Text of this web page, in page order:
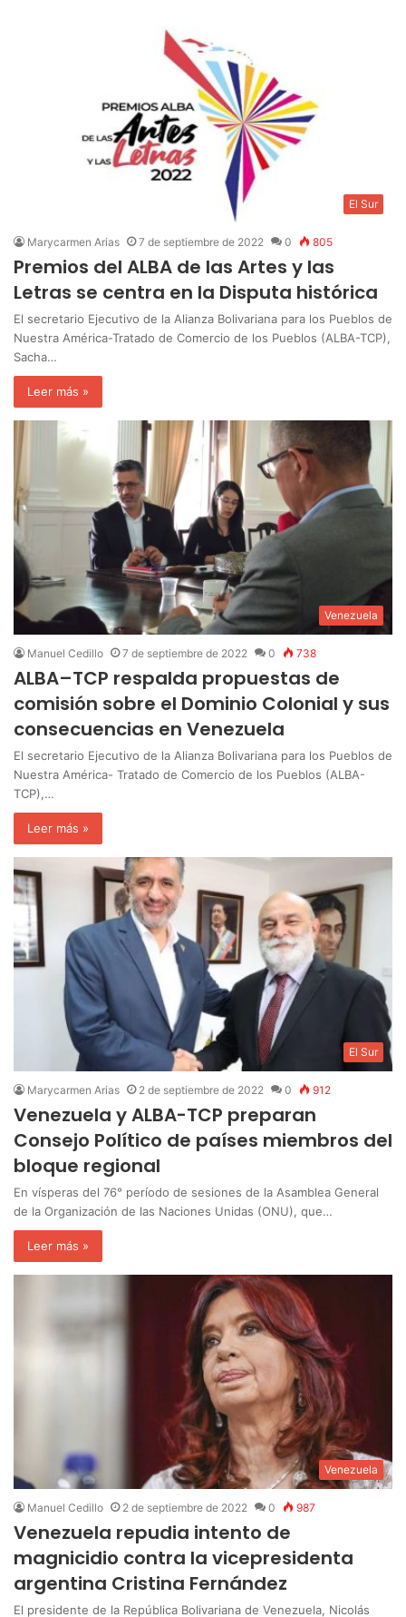
El Sur
Marycarmen Arias 7 de septiembre de 2022 0 805
Premios del ALBA de las Artes y las
Letras se centra en la Disputa histórica
El secretario Ejecutivo de la Alianza Bolivariana para los Pueblos de
Nuestra América-Tratado de Comercio de los Pueblos (ALBA-TCP),
Sacha…
Leer más »
Venezuela
Manuel Cedillo 7 de septiembre de 2022 0 738
ALBA–TCP respalda propuestas de
comisión sobre el Dominio Colonial y sus
consecuencias en Venezuela
El secretario Ejecutivo de la Alianza Bolivariana para los Pueblos de
Nuestra América- Tratado de Comercio de los Pueblos (ALBA-
TCP),…
Leer más »
El Sur
Marycarmen Arias 2 de septiembre de 2022 0 912
Venezuela y ALBA-TCP preparan
Consejo Político de países miembros del
bloque regional
En vísperas del 76° período de sesiones de la Asamblea General
de la Organización de las Naciones Unidas (ONU), que…
Leer más »
Venezuela
Manuel Cedillo 2 de septiembre de 2022 0 987
Venezuela repudia intento de
magnicidio contra la vicepresidenta
argentina Cristina Fernández
El presidente de la República Bolivariana de Venezuela, Nicolás